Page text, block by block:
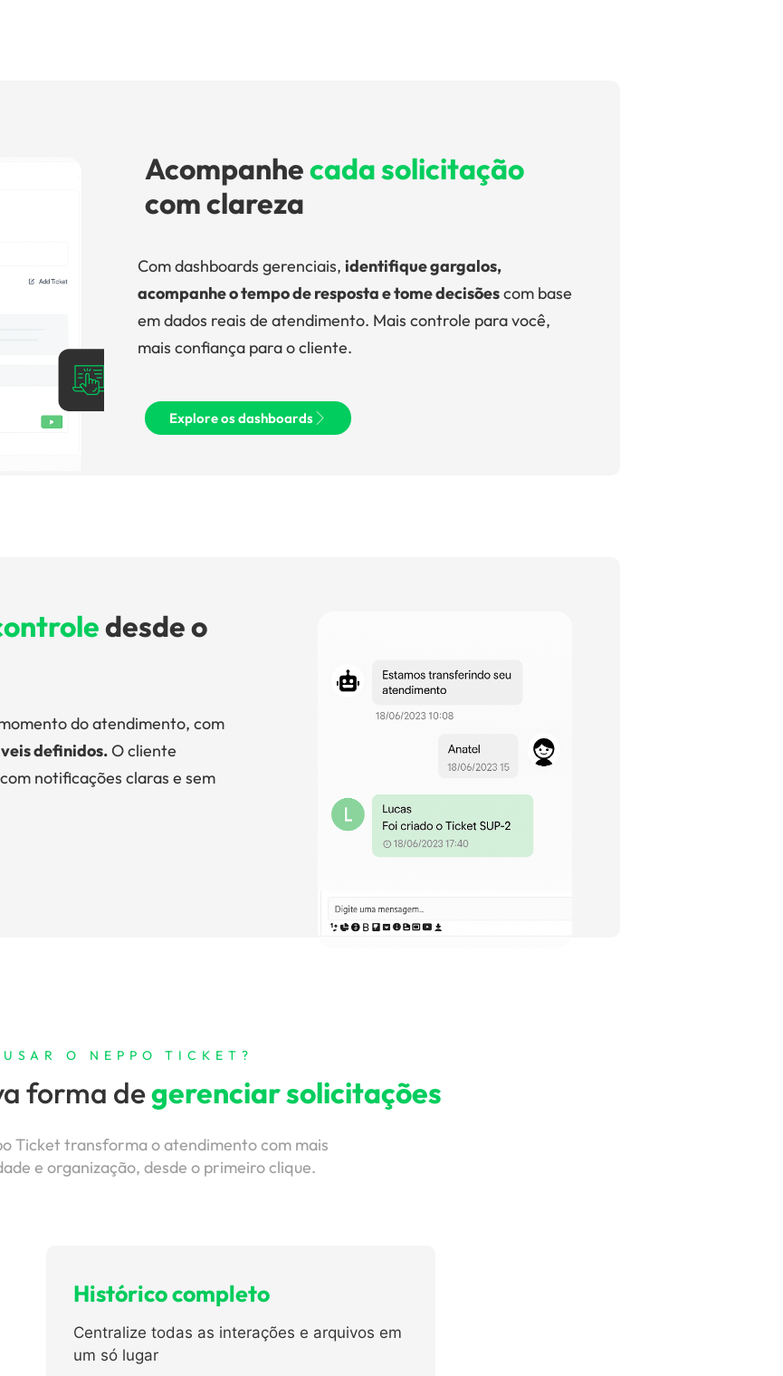
Acompanhecada solicitação
com clareza
Com dashboards gerenciais, identifique gargalos,
acompanhe o tempo de resposta e tome decisõescom base
em dados reais de atendimento. Mais controle para você,
mais confiança para o cliente.
Explore os dashboards
desde o
do atendimento, com
definidos.O cliente
notificações claras e sem
USAR O NEPPO TICKET?
forma degerenciar solicitações
Ticket transforma o atendimento com mais
e organização, desde o primeiro clique.
Histórico completo
Centralize todas as interações e arquivos em
um só lugar